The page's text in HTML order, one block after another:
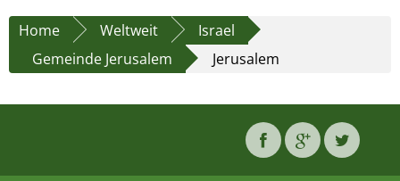
Home
Weltweit
Israel
Gemeinde Jerusalem
Jerusalem